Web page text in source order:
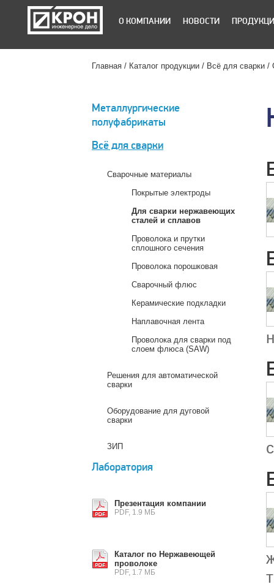
О КОМПАНИИ НОВОСТИ
Главная Каталог продукции Всё для сварки
Металлургические
полуфабрикаты
Всё для сварки
Сварочные материалы
Покрытые электроды
Для сварки нержавеющих
сталей и сплавов
Проволока и прутки
сплошного сечения
Проволока порошковая
Сварочный флюс
Керамические подкладки
Наплавочная лента
Проволока для сварки под
слоем флюса (SAW)
Решения для автоматической
сварки
Оборудование для дуговой
сварки
ЗИП
Лаборатория
Презентация компании
PDF, 1.9 МБ
Каталог по Нержавеющей
проволоке
PDF, 1.7 МБ